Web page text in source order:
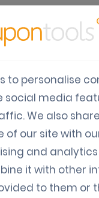
en
kunt verhogen
to personalise
social media
We also
of our site with
and
it with other
to them or